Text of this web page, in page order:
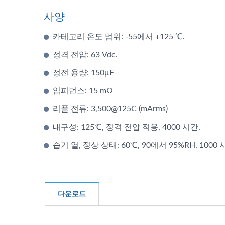
사양
카테고리 온도 범위: -55에서 +125 ℃.
정격 전압: 63 Vdc.
정전 용량: 150μF
임피던스: 15 mΩ
리플 전류: 3,500@125C (mArms)
내구성: 125℃, 정격 전압 적용, 4000 시간.
습기 열, 정상 상태: 60℃, 90에서 95%RH, 1000
다운로드